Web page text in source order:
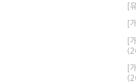
[
[
[
[